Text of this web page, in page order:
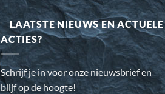
LAATSTE NIEUWS EN ACTUELE
ACTIES?
Schrijf je in voor onze nieuwsbrief en
blijf op de hoogte!